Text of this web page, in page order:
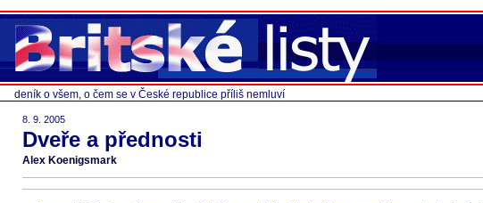
deník o všem, o čem se v České republice příliš nemluví
8. 9. 2005
Dveře a přednosti
Alex Koenigsmark